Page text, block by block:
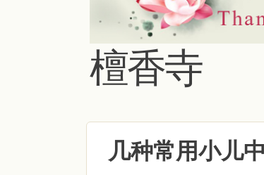
檀香寺
几种常用小儿